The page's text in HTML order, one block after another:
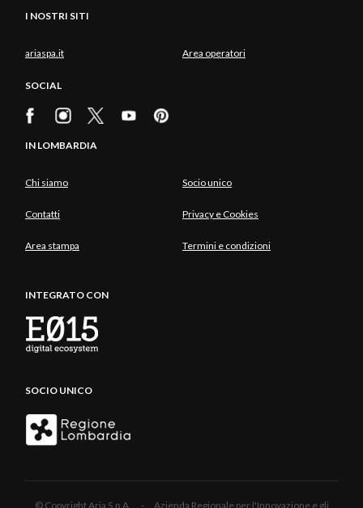
I NOSTRI SITI
ariaspa.it Area operatori
SOCIAL
IN LOMBARDIA
Chi siamo Socio unico
Contatti Privacy e Cookies
Area stampa Termini e condizioni
INTEGRATO CON
SOCIO UNICO
© Copyright Aria S.p.A. - Azienda Regionale per l'Innovazione e gli